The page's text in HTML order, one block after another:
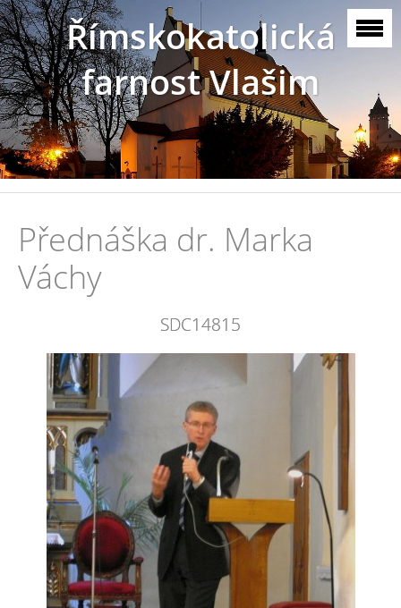
Římskokatolická
farnost Vlašim
Přednáška dr. Marka
Váchy
SDC14815